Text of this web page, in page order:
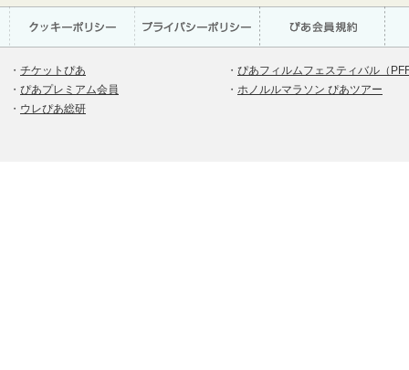
・ チケットぴあ
・ ぴあプレミアム会員
・ ウレぴあ総研
・ ぴあフィルムフェスティバル（
・ ホノルルマラソン ぴあツアー